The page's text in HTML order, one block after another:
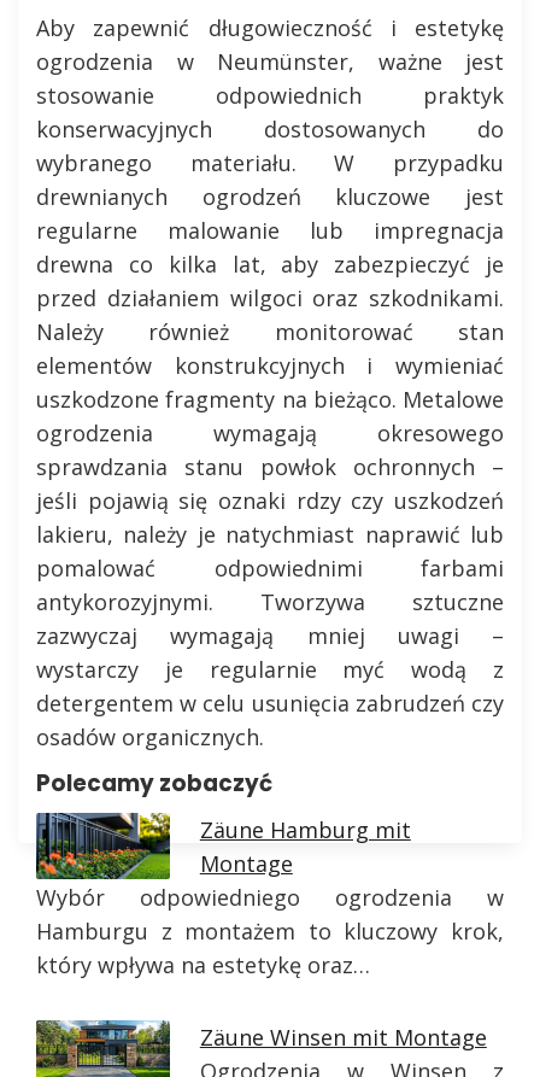
Aby zapewnić długowieczność i estetykę
ogrodzenia w Neumünster, ważne jest
stosowanie odpowiednich praktyk
konserwacyjnych dostosowanych do
wybranego materiału. W przypadku
drewnianych ogrodzeń kluczowe jest
regularne malowanie lub impregnacja
drewna co kilka lat, aby zabezpieczyć je
przed działaniem wilgoci oraz szkodnikami.
Należy również monitorować stan
elementów konstrukcyjnych i wymieniać
uszkodzone fragmenty na bieżąco. Metalowe
ogrodzenia wymagają okresowego
sprawdzania stanu powłok ochronnych –
jeśli pojawią się oznaki rdzy czy uszkodzeń
lakieru, należy je natychmiast naprawić lub
pomalować odpowiednimi farbami
antykorozyjnymi. Tworzywa sztuczne
zazwyczaj wymagają mniej uwagi –
wystarczy je regularnie myć wodą z
detergentem w celu usunięcia zabrudzeń czy
osadów organicznych.
Polecamy zobaczyć
Zäune Hamburg mit
Montage
Wybór odpowiedniego ogrodzenia w
Hamburgu z montażem to kluczowy krok,
który wpływa na estetykę oraz…
Zäune Winsen mit Montage
Ogrodzenia w Winsen z